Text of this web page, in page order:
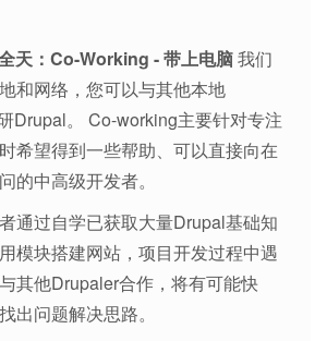
天：Co-Working - 带上电脑我们
和网络，您可以与其他本地
Drupal。 Co-working主要针对专注
希望得到一些帮助、可以直接向在
的中高级开发者。
通过自学已获取大量Drupal基础知
模块搭建网站，项目开发过程中遇
其他Drupaler合作，将有可能快
出问题解决思路。